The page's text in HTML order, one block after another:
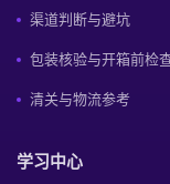
渠道判断与避坑
包装核验与开箱前检
清关与物流参考
学习中心